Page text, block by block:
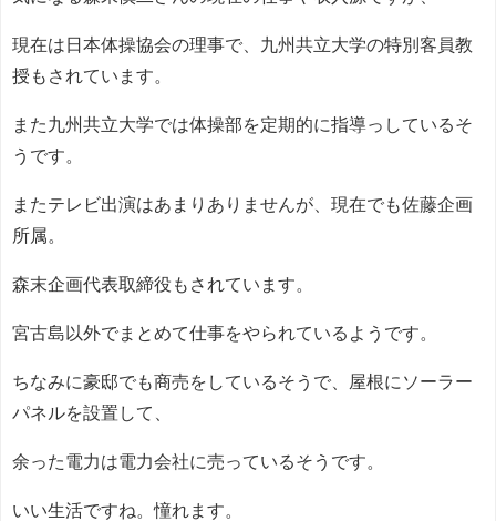
現在は日本体操協会の理事で、九州共立大学の特別客員教
授もされています。
また九州共立大学では体操部を定期的に指導っしているそ
うです。
またテレビ出演はあまりありませんが、現在でも佐藤企画
所属。
森末企画代表取締役もされています。
宮古島以外でまとめて仕事をやられているようです。
ちなみに豪邸でも商売をしているそうで、屋根にソーラー
パネルを設置して、
余った電力は電力会社に売っているそうです。
いい生活ですね。憧れます。